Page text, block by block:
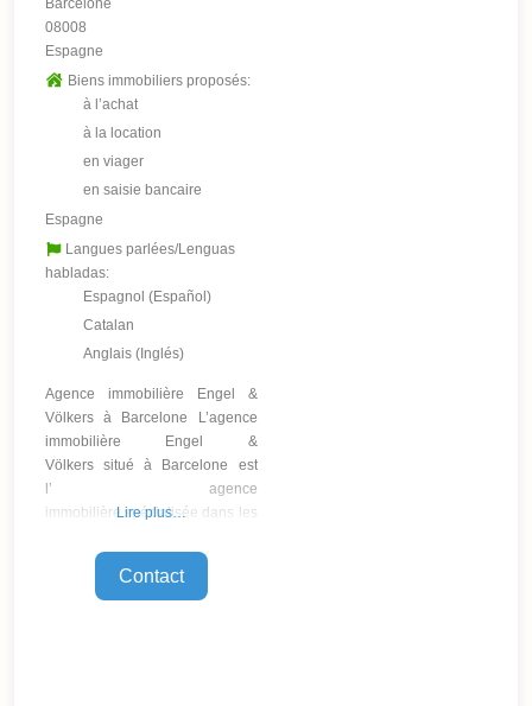
Barcelone
08008
Espagne
Biens immobiliers proposés:
à l’achat
à la location
en viager
en saisie bancaire
Espagne
Langues parlées/Lenguas
habladas:
Espagnol (Español)
Catalan
Anglais (Inglés)
Agence immobilière Engel &
Völkers à Barcelone L’agence
immobilière Engel &
Völkers situé à Barcelone est
l’ agence
immobilière spécialisée dans les
luxe d’ occasion ou neufs . Avec
plus de 40 ans d’expérience et
Lire plus…
Contact